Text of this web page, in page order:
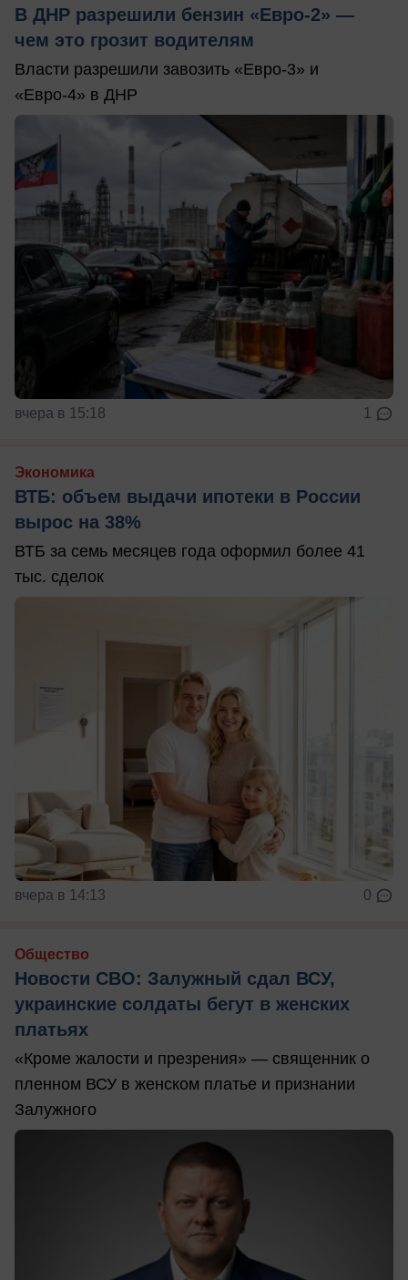
В ДНР разрешили бензин «Евро-2» —
чем это грозит водителям
Власти разрешили завозить «Евро-3» и
«Евро-4» в ДНР
вчера в 15:18 1
Экономика
ВТБ: объем выдачи ипотеки в России
вырос на 38%
ВТБ за семь месяцев года оформил более 41
тыс. сделок
вчера в 14:13 0
Общество
Новости СВО: Залужный сдал ВСУ,
украинские солдаты бегут в женских
платьях
«Кроме жалости и презрения» — священник о
пленном ВСУ в женском платье и признании
Залужного